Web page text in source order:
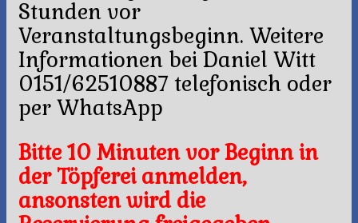
Stunden vor
Veranstaltungsbeginn. Weitere
Informationen bei Daniel Witt
0151/62510887 telefonisch oder
per WhatsApp
Bitte 10 Minuten vor Beginn in
der Töpferei anmelden,
ansonsten wird die